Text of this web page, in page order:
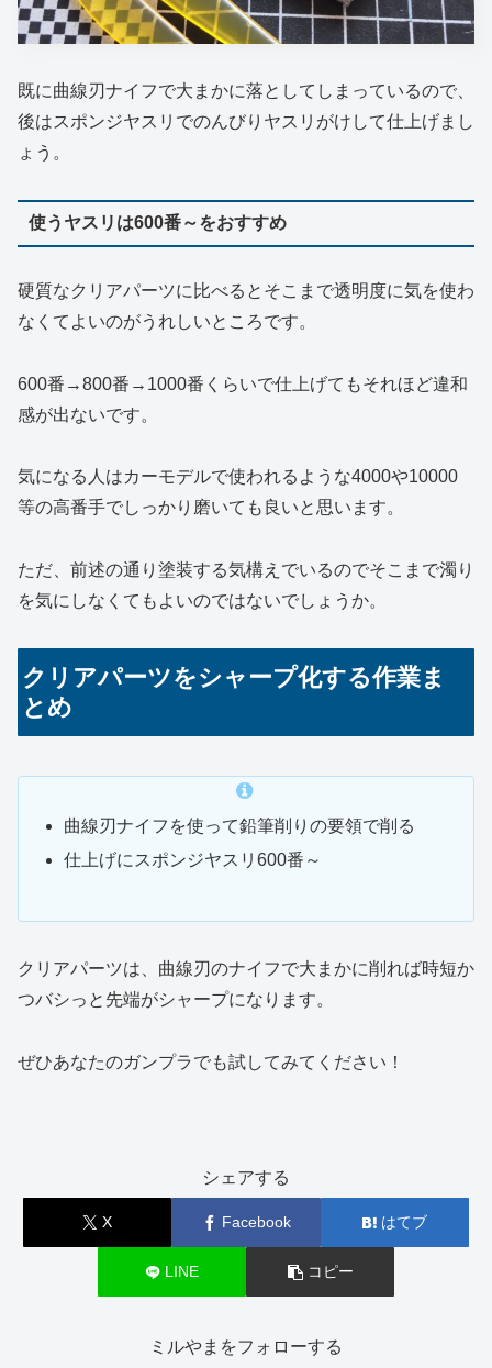
既に曲線刃ナイフで大まかに落としてしまっているので、
後はスポンジヤスリでのんびりヤスリがけして仕上げまし
ょう。
使うヤスリは600番～をおすすめ
硬質なクリアパーツに比べるとそこまで透明度に気を使わ
なくてよいのがうれしいところです。
600番→800番→1000番くらいで仕上げてもそれほど違和
感が出ないです。
気になる人はカーモデルで使われるような4000や10000
等の高番手でしっかり磨いても良いと思います。
ただ、前述の通り塗装する気構えでいるのでそこまで濁り
を気にしなくてもよいのではないでしょうか。
クリアパーツをシャープ化する作業ま
とめ
曲線刃ナイフを使って鉛筆削りの要領で削る
仕上げにスポンジヤスリ600番～
クリアパーツは、曲線刃のナイフで大まかに削れば時短か
つバシっと先端がシャープになります。
ぜひあなたのガンプラでも試してみてください！
シェアする
X Facebook はてブ
LINE コピー
ミルやまをフォローする